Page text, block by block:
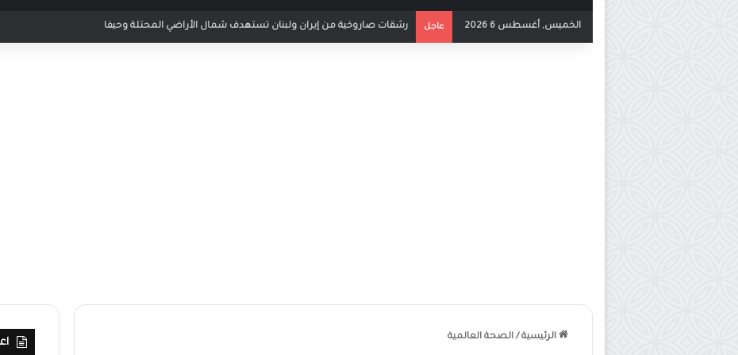
الخميس, أغسطس 6 2026 عاجل رشقات صاروخية من إيران ولبنان تستهدف شمال الأراضي المحتلة وحيفا
الرئيسية / الصحة العالمية